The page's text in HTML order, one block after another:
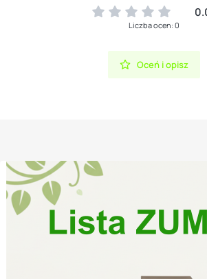
Liczba ocen: 0
Oceń i opisz